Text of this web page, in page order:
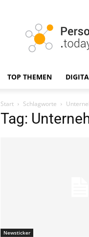
TOP THEMEN
Start Schlagworte
Tag:
Newsticker